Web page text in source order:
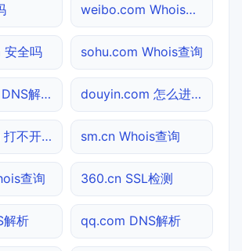
weibo.com Whois查询
安全吗 sohu.com Whois查询
chinaz.com DNS解析 douyin.com 怎么进入
sina.com.cn 打不开检测 sm.cn Whois查询
查询 360.cn SSL检测
解析 qq.com DNS解析